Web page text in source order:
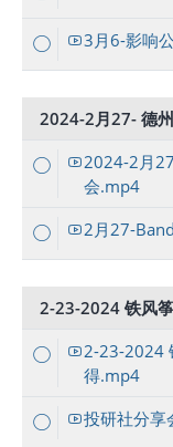
3月6-影响
2024-2月27- 德
2024-2月
会.mp4
2月27-
2-23-2024 铁风
2-23-2024
得.mp4
投研社分享